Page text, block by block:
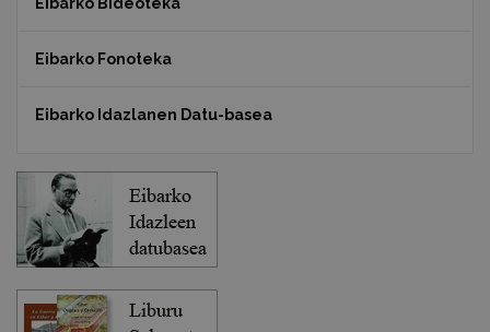
Eibarko Fonoteka
Eibarko Idazlanen Datu-basea